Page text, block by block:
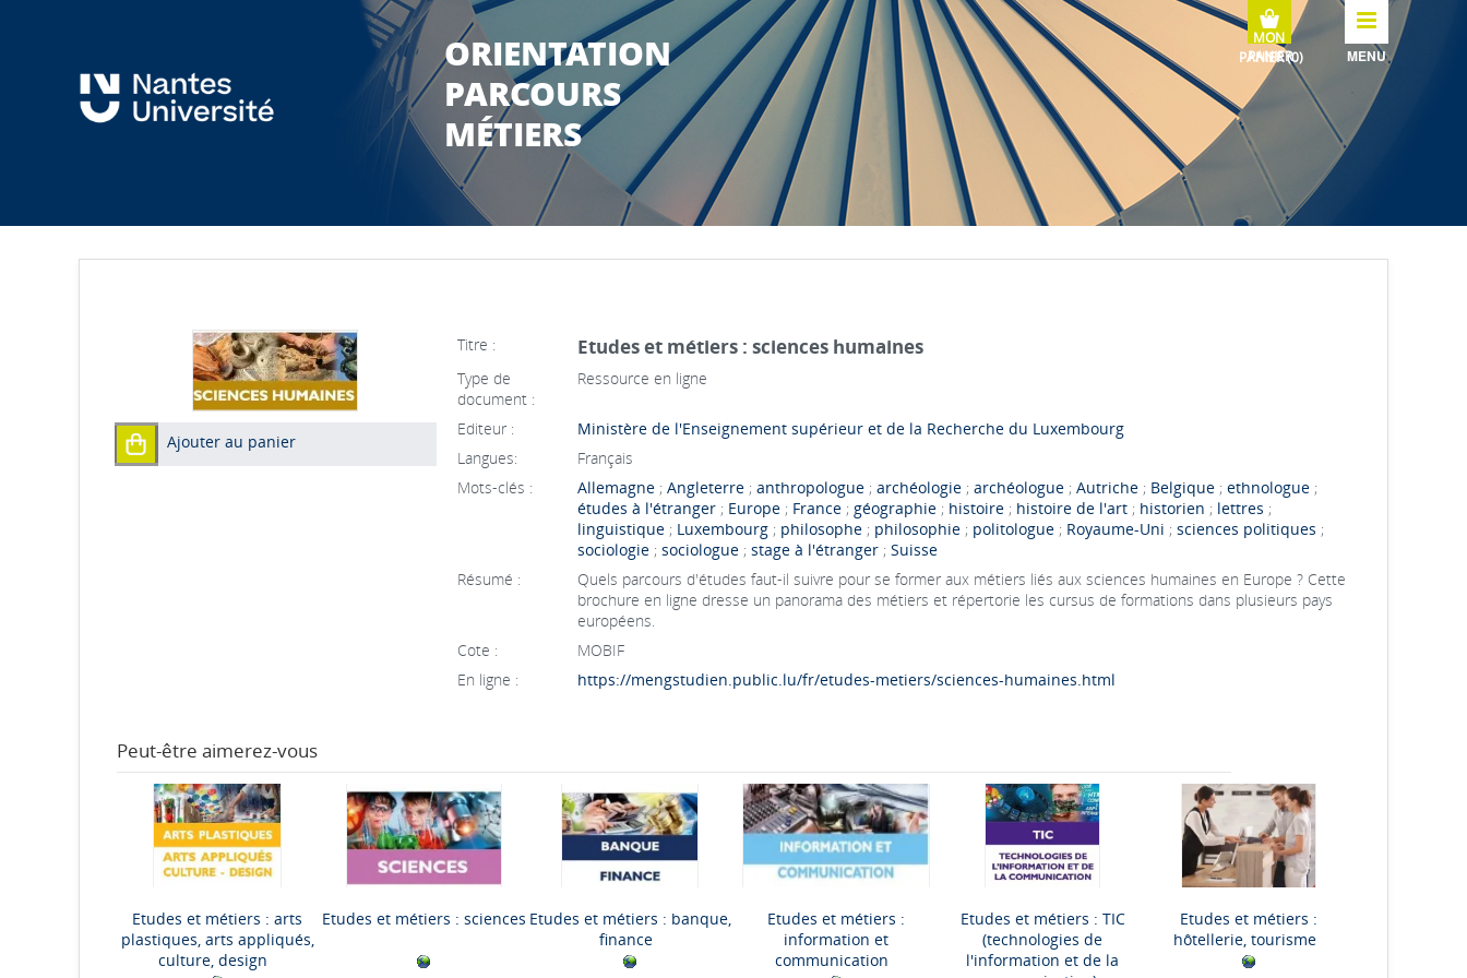
MENU
ORIENTATION
PARCOURS
MÉTIERS
Ajouter au panier
Titre : Etudes et métiers : sciences humaines
Type de
document :
Ressource en ligne
Editeur :
Ministère de l'Enseignement supérieur et de la Recherche du Luxembourg
Langues:
Français
Mots-clés :
Allemagne; Angleterre; anthropologue; archéologie; archéologue; Autriche; Belgique; ethnologue;
études à l'étranger; Europe; France; géographie; histoire; histoire de l'art; historien ; lettres ;
linguistique; Luxembourg; philosophe; philosophie; politologue; Royaume-Uni ; sciences politiques ;
sociologie; sociologue; stage à l'étranger; Suisse
Résumé :
Quels parcours d'études faut-il suivre pour se former aux métiers liés aux sciences humaines en Europe ? Cette
brochure en ligne dresse un panorama des métiers et répertorie les cursus de formations dans plusieurs pays
européens.
Cote :
MOBIF
En ligne :
https://mengstudien.public.lu/fr/etudes-metiers/sciences-humaines.html
Peut-être aimerez-vous
Etudes et métiers : arts
plastiques, arts appliqués,
culture, design
Etudes et métiers : sciences Etudes et métiers : banque,
finance
Etudes et métiers :
information et
communication
Etudes et métiers : TIC
(technologies de
l'information et de la
Etudes et métiers :
hôtellerie, tourisme